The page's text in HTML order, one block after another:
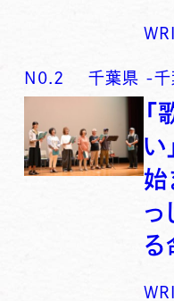
N0. 2 千葉県 -千
始
っ
る